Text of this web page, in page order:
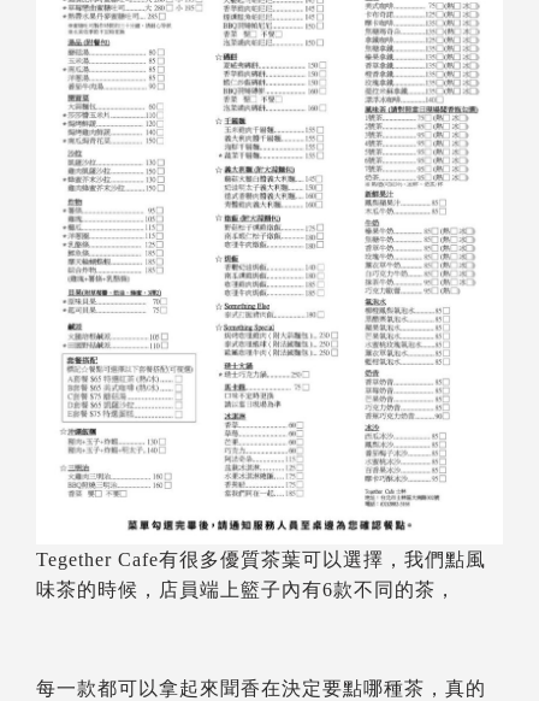
Tegether Cafe有很多優質茶葉可以選擇，我們點風
味茶的時候，店員端上籃子內有6款不同的茶，
每一款都可以拿起來聞香在決定要點哪種茶，真的